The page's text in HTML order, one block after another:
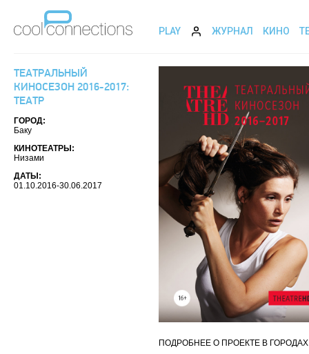
PLAY ЖУРНАЛ КИНО
ТЕАТРАЛЬНЫЙ
КИНОСЕЗОН 2016-2017:
ТЕАТР
ГОРОД:
Баку
КИНОТЕАТРЫ:
Низами
ДАТЫ:
01.10.2016-30.06.2017
ПОДРОБНЕЕ О ПРОЕКТЕ В